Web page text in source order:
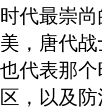
时代最崇
美，唐代
也代表那
区，以及